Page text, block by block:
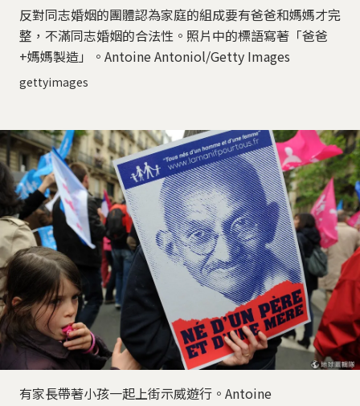
反對同志婚姻的團體認為家庭的組成要有爸爸和媽媽才完
整，不滿同志婚姻的合法性。照片中的標語寫著「爸爸
+媽媽製造」。Antoine Antoniol/Getty Images
gettyimages
有家長帶著小孩一起上街示威遊行。Antoine